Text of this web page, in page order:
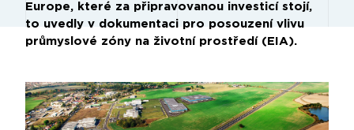
Europe, které za připravovanou investicí stojí,
to uvedly v dokumentaci pro posouzení vlivu
průmyslové zóny na životní prostředí (EIA).